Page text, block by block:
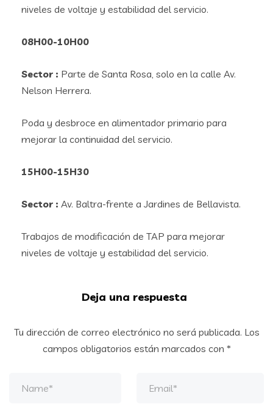
niveles de voltaje y estabilidad del servicio.
08H00-10H00
Sector : Parte de Santa Rosa, solo en la calle Av.
Nelson Herrera.
Poda y desbroce en alimentador primario para
mejorar la continuidad del servicio.
15H00-15H30
Sector : Av. Baltra-frente a Jardines de Bellavista.
Trabajos de modificación de TAP para mejorar
niveles de voltaje y estabilidad del servicio.
Deja una respuesta
Tu dirección de correo electrónico no será publicada. Los
campos obligatorios están marcados con *